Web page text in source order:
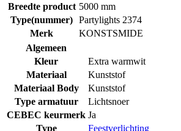
Breedte product 5000 mm
Type(nummer) Partylights 2374
Merk
KONSTSMIDE
Algemeen
Kleur
Extra warmwit
Materiaal
Kunststof
Materiaal Body
Kunststof
Type armatuur
Lichtsnoer
CEBEC keurmerk Ja
Type
Feestverlichting